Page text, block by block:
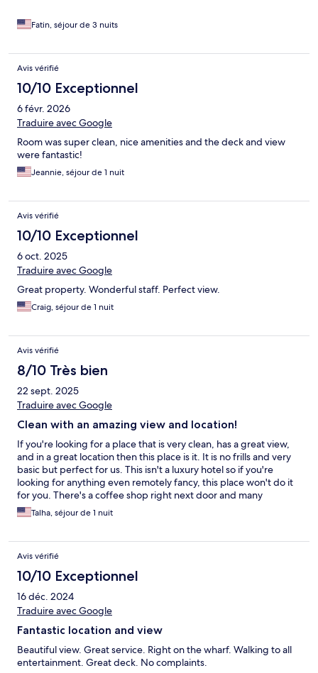
Fatin, séjour de 3 nuits
Avis vérifié
10/10 Exceptionnel
6 févr. 2026
Traduire avec Google
Room was super clean, nice amenities and the deck and view
were fantastic!
Jeannie, séjour de 1 nuit
Avis vérifié
10/10 Exceptionnel
6 oct. 2025
Traduire avec Google
Great property. Wonderful staff. Perfect view.
Craig, séjour de 1 nuit
Avis vérifié
8/10 Très bien
22 sept. 2025
Traduire avec Google
Clean with an amazing view and location!
If you're looking for a place that is very clean, has a great view,
and in a great location then this place is it. It is no frills and very
basic but perfect for us. This isn't a luxury hotel so if you're
looking for anything even remotely fancy, this place won't do it
for you. There's a coffee shop right next door and many
restaurants within walking distance. The view and sunset was
absolutely spectacular. We traveled with our infant and toddler
place is very dated. Everything is in excellent condition but it
appears the last remodel was in the 90s. We would return
because it worked for us but if I was looking for a couples
retreat or honeymoon I would personally want something more
luxurious
Talha, séjour de 1 nuit
Avis vérifié
10/10 Exceptionnel
16 déc. 2024
Traduire avec Google
Fantastic location and view
Beautiful view. Great service. Right on the wharf. Walking to all
entertainment. Great deck. No complaints.